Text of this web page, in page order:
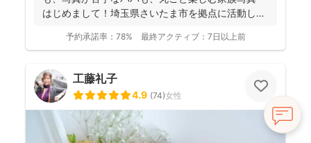
はじめまして！埼玉県さいたま市を拠点に活動して
予約承諾率： 78% 最終アクティブ： 7日以上前
工藤礼子
4.9 (74)女性